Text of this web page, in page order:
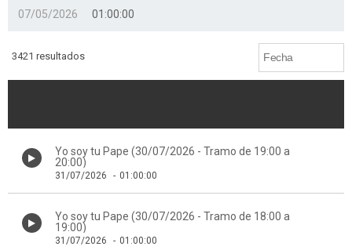
07/05/2026 01:00:00
3421 resultados
Yo soy tu Pape (30/07/2026 - Tramo de 19:00 a
20:00)
31/07/2026 - 01:00:00
Yo soy tu Pape (30/07/2026 - Tramo de 18:00 a
19:00)
31/07/2026 - 01:00:00